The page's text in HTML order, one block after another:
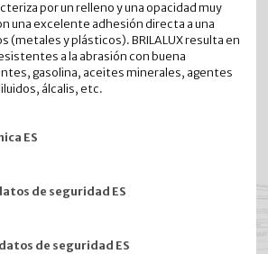
por un relleno y una opacidad muy
una excelente adhesión directa a una
(metales y plásticos). BRILALUX resulta en
a la abrasión con buena
gasolina, aceites minerales, agentes
álcalis, etc.
ES
de seguridad ES
de seguridad ES